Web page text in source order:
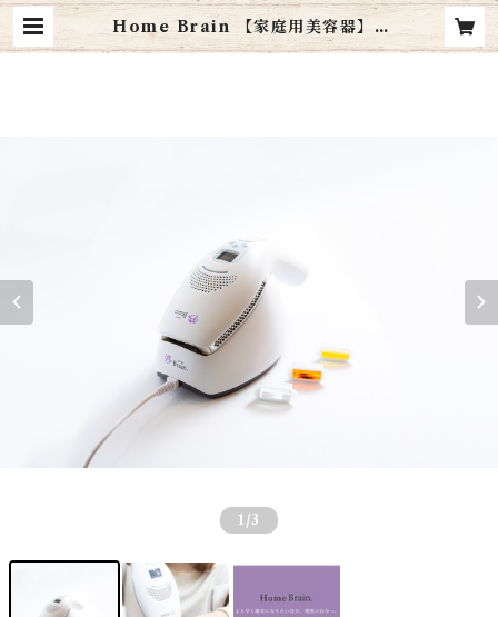
Home Brain 【家庭用美容器】 |
La・Verite
1 /3